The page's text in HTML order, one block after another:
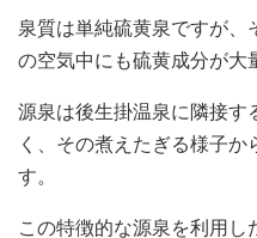
泉質は単純硫黄泉ですが、
の空気中にも硫黄成分が大
源泉は後生掛温泉に隣接す
く、その煮えたぎる様子か
す。
この特徴的な源泉を利用